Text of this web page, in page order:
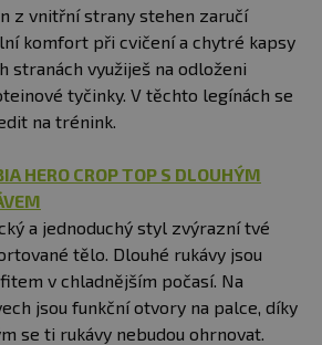
z vnitřní strany stehen zaručí
komfort při cvičení a chytré kapsy
stranách využiješ na odloženi
tyčinky. V těchto legínách se
na trénink.
HERO CROP TOP S DLOUHÝM
a jednoduchý styl zvýrazní tvé
tělo. Dlouhé rukávy jsou
v chladnějším počasí. Na
jsou funkční otvory na palce, díky
se ti rukávy nebudou ohrnovat.